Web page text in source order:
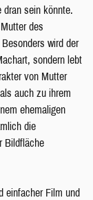
dran sein könnte.
des
wird der
sondern lebt
von Mutter
auch zu ihrem
ehemaligen
die
Bildfläche
einfacher Film und